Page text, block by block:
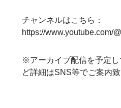
チャンネルはこちら：
https://www.youtube.com/
※アーカイブ配信を予定
ど詳細はSNS等でご案内致